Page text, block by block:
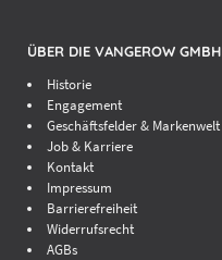
ÜBER DIE VANGEROW GMBH
Historie
Engagement
Geschäftsfelder & Markenwelt
Job & Karriere
Kontakt
Impressum
Barrierefreiheit
Widerrufsrecht
AGBs